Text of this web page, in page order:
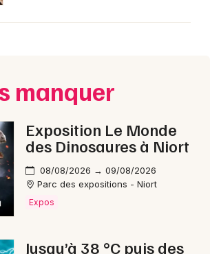
Jean-d'Angély
manquer
Exposition Le Monde
des Dinosaures à Niort
08/08/2026 → 09/08/2026
Parc des expositions - Niort
Expos
Jusqu’à 38 °C puis des